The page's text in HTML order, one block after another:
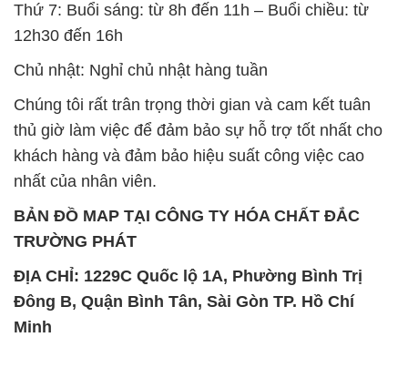
Thứ 7: Buổi sáng: từ 8h đến 11h – Buổi chiều: từ
12h30 đến 16h
Chủ nhật: Nghỉ chủ nhật hàng tuần
Chúng tôi rất trân trọng thời gian và cam kết tuân
thủ giờ làm việc để đảm bảo sự hỗ trợ tốt nhất cho
khách hàng và đảm bảo hiệu suất công việc cao
nhất của nhân viên.
BẢN ĐỒ MAP TẠI CÔNG TY HÓA CHẤT ĐẮC
TRƯỜNG PHÁT
ĐỊA CHỈ: 1229C Quốc lộ 1A, Phường Bình Trị
Đông B, Quận Bình Tân, Sài Gòn TP. Hồ Chí
Minh